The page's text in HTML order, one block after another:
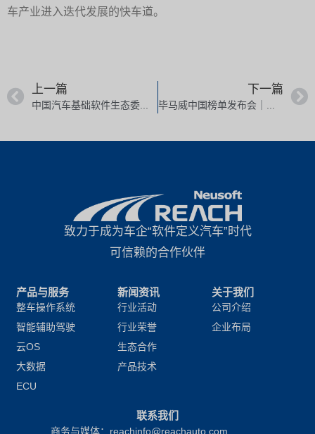
车产业进入迭代发展的快车道。
上一篇
中国汽车基础软件生态委员会（AUTOSEMO）第二届一次委员会｜东软睿驰总经理曹斌：本土化基础软件平台加速智能化创新升级
下一篇
毕马威中国榜单发布会｜东软睿驰总经理曹斌：SDV新阶段下的基础软件平台与创新开发模式
致力于成为车企“软件定义汽车”时代
可信赖的合作伙伴
产品与服务
整车操作系统
智能辅助驾驶
云OS
大数据
ECU
新闻资讯
行业活动
行业荣誉
生态合作
产品技术
关于我们
公司介绍
企业布局
联系我们